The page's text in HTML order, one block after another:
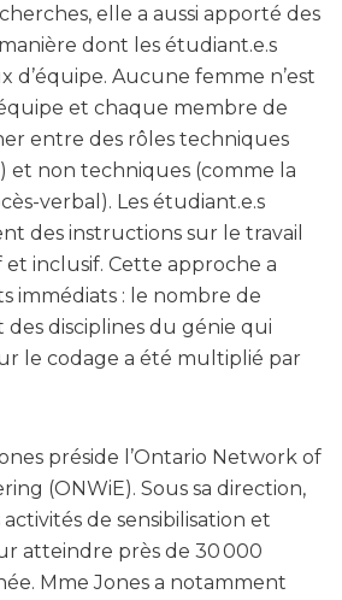
elle a aussi apporté des
dont les étudiant.e.s
d’équipe. Aucune femme n’est
et chaque membre de
entre des rôles techniques
et non techniques (comme la
verbal). Les étudiant.e.s
des instructions sur le travail
inclusif. Cette approche a
immédiats : le nombre de
des disciplines du génie qui
le codage a été multiplié par
préside l’Ontario Network of
(ONWiE). Sous sa direction,
de sensibilisation et
atteindre près de 30 000
Mme Jones a notamment